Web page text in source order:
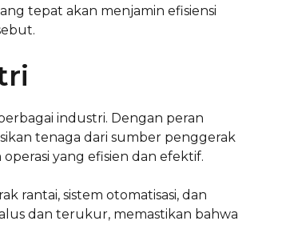
tepat akan menjamin efisiensi
industri. Dengan peran
tenaga dari sumber penggerak
yang efisien dan efektif.
rantai, sistem otomatisasi, dan
dan terukur, memastikan bahwa